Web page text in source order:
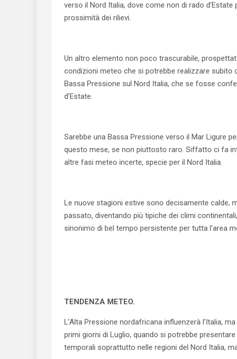
verso il Nord Italia, dove come non di rado
prossimità dei rilievi.
Un altro elemento non poco trascurabile,
condizioni meteo che si potrebbe realizzare subito
Bassa Pressione sul Nord Italia, che se fosse
d’Estate.
Sarebbe una Bassa Pressione verso il Mar Ligure
questo mese, se non piuttosto raro. Siffatto ci fa
altre fasi meteo incerte, specie per il Nord Italia.
Le nuove stagioni estive sono decisamente calde,
passato, diventando più tipiche dei climi
sinonimo di bel tempo persistente per tutta l’area
TENDENZA METEO.
L’Alta Pressione nordafricana influenzerà l’Italia,
primi giorni di Luglio, quando si potrebbe
temporali soprattutto nelle regioni del Nord Italia,